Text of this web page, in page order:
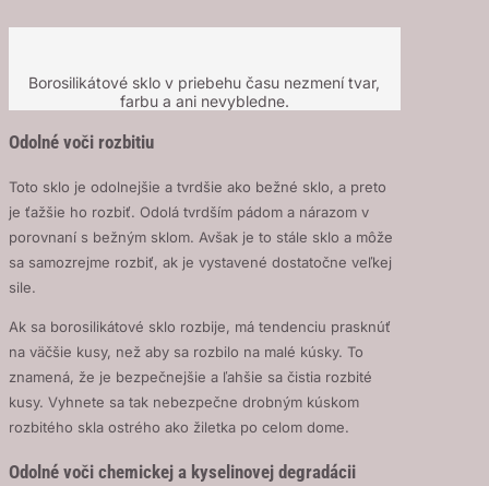
Borosilikátové sklo v priebehu času nezmení tvar,
farbu a ani nevybledne.
Odolné voči rozbitiu
Toto sklo je odolnejšie a tvrdšie ako bežné sklo, a preto
je ťažšie ho rozbiť. Odolá tvrdším pádom a nárazom v
porovnaní s bežným sklom. Avšak je to stále sklo a môže
sa samozrejme rozbiť, ak je vystavené dostatočne veľkej
sile.
Ak sa borosilikátové sklo rozbije, má tendenciu prasknúť
na väčšie kusy, než aby sa rozbilo na malé kúsky. To
znamená, že je bezpečnejšie a ľahšie sa čistia rozbité
kusy. Vyhnete sa tak nebezpečne drobným kúskom
rozbitého skla ostrého ako žiletka po celom dome.
Odolné voči chemickej a kyselinovej degradácii